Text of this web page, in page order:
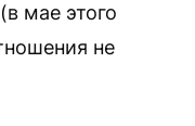
мае этого
не